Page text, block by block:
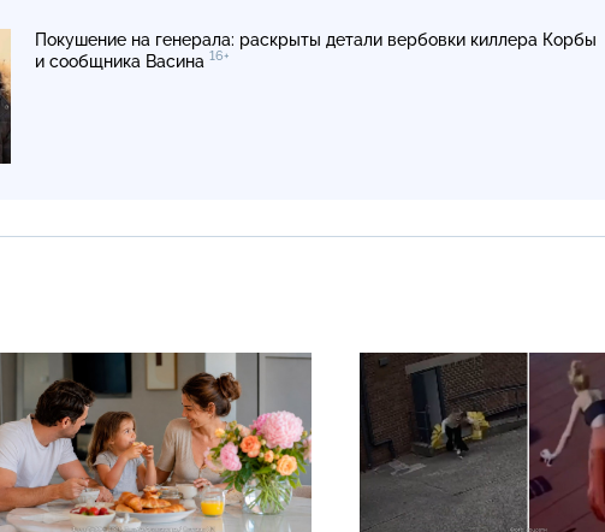
Покушение на генерала: раскрыты детали вербовки киллера Корбы
и сообщника Васина 16+